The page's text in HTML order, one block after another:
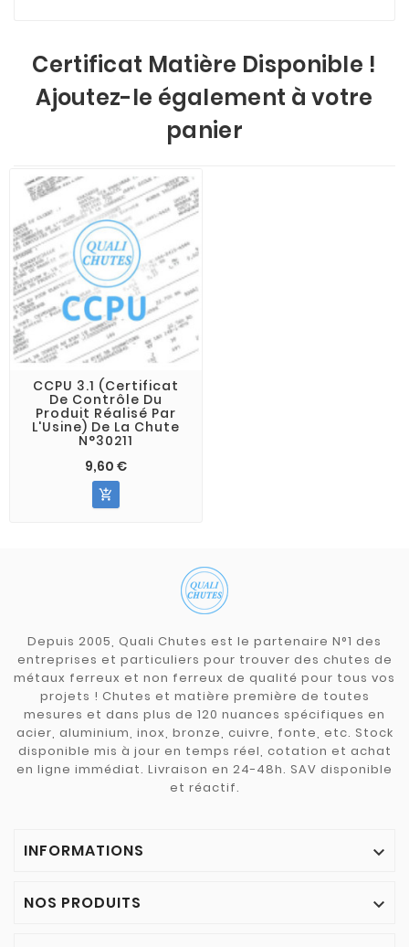
Certificat Matière Disponible !
Ajoutez-le également à votre
panier
CCPU 3.1 (Certificat
De Contrôle Du
Produit Réalisé Par
L'Usine) De La Chute
N°30211
9,60 €

Depuis 2005, Quali Chutes est le partenaire N°1 des
entreprises et particuliers pour trouver des chutes de
métaux ferreux et non ferreux de qualité pour tous vos
projets ! Chutes et matière première de toutes
mesures et dans plus de 120 nuances spécifiques en
acier, aluminium, inox, bronze, cuivre, fonte, etc. Stock
disponible mis à jour en temps réel, cotation et achat
en ligne immédiat. Livraison en 24-48h. SAV disponible
et réactif.
INFORMATIONS 
NOS PRODUITS 